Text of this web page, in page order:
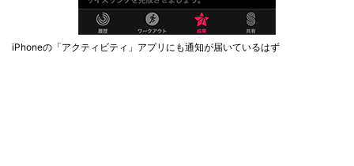
iPhoneの「アクティビティ」アプリにも通知が届いているはず